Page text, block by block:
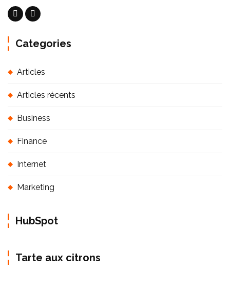
Categories
Articles
Articles récents
Business
Finance
Internet
Marketing
HubSpot
Tarte aux citrons